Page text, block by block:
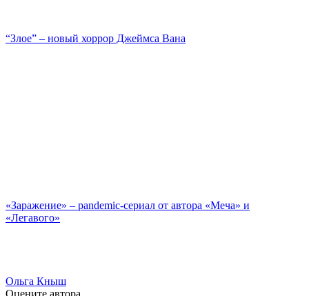
“Злое” – новый хоррор Джеймса Вана
«Заражение» – pandemic-сериал от автора «Меча» и
«Легавого»
Ольга Кныш